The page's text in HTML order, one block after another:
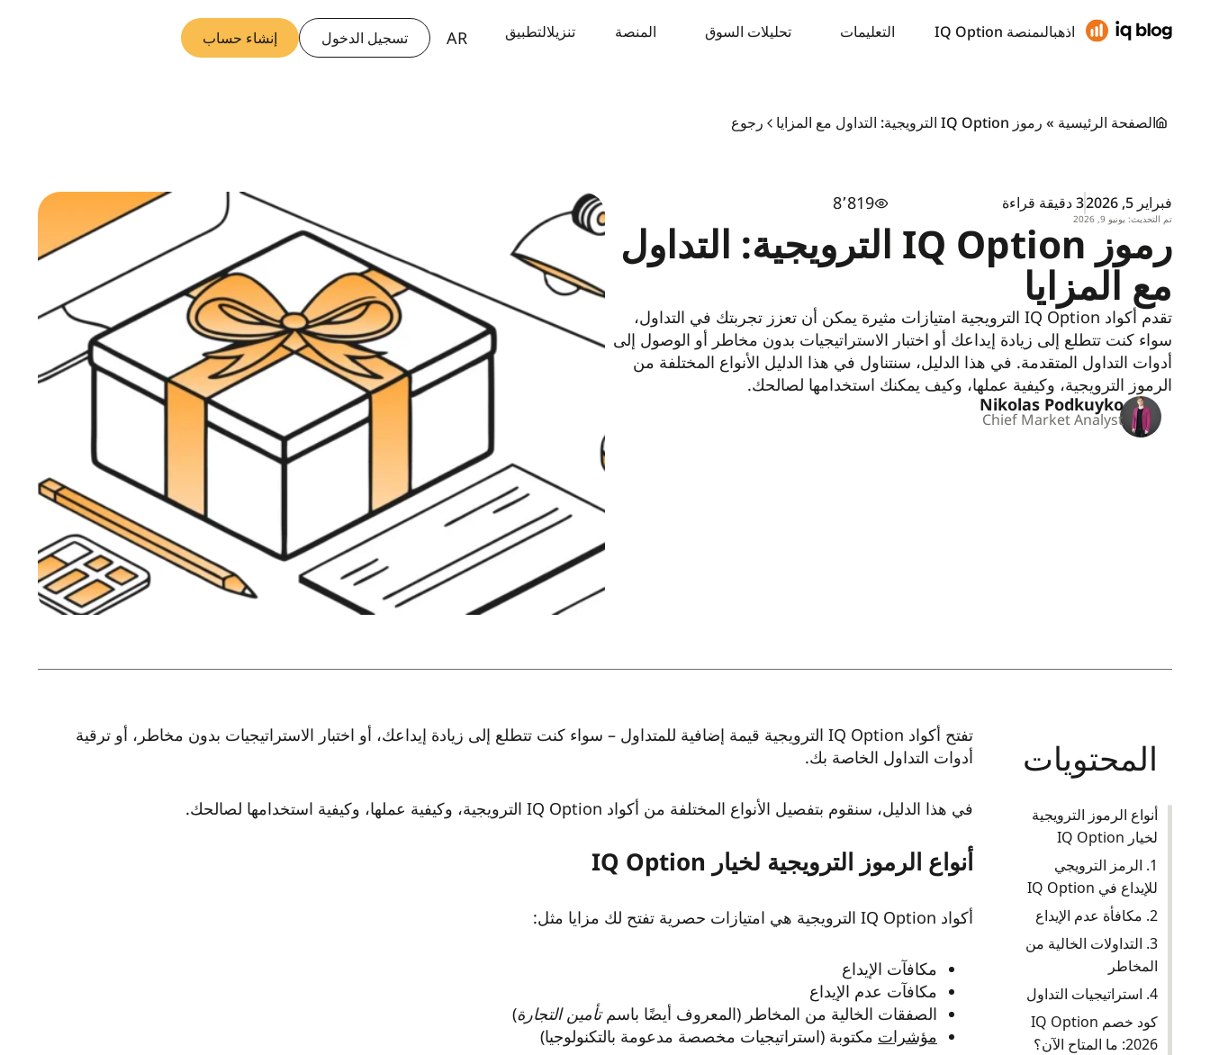
اذهبالىمنصة IQ Option التعليمات تحليلات السوق المنصة تنزيلالتطبيق AR
TH
تسجيل الدخول إنشاء حساب
الصفحة الرئيسية » رموز IQ Option الترويجية: التداول مع المزايا رجوع
فبراير 5, 2026 3 دقيقة قراءة
تم التحديث: يونيو 9, 2026
8٬819
رموز IQ Option الترويجية: التداول
مع المزايا
تقدم أكواد IQ Option الترويجية امتيازات مثيرة يمكن أن تعزز تجربتك في التداول،
سواء كنت تتطلع إلى زيادة إيداعك أو اختبار الاستراتيجيات بدون مخاطر أو الوصول إلى
أدوات التداول المتقدمة. في هذا الدليل، سنتناول في هذا الدليل الأنواع المختلفة من
الرموز الترويجية، وكيفية عملها، وكيف يمكنك استخدامها لصالحك.
Nikolas Podkuyko
Chief Market Analyst
المحتويات
أنواع الرموز الترويجية
لخيار IQ Option
1. الرمز الترويجي
للإيداع في IQ Option
2. مكافأة عدم الإيداع
3. التداولات الخالية من
المخاطر
4. استراتيجيات التداول
كود خصم IQ Option
2026: ما المتاح الآن؟
تفتح أكواد IQ Option الترويجية قيمة إضافية للمتداول – سواء كنت تتطلع إلى زيادة إيداعك، أو اختبار الاستراتيجيات بدون مخاطر، أو ترقية
أدوات التداول الخاصة بك.
في هذا الدليل، سنقوم بتفصيل الأنواع المختلفة من أكواد IQ Option الترويجية، وكيفية عملها، وكيفية استخدامها لصالحك.
أنواع الرموز الترويجية لخيار IQ Option
أكواد IQ Option الترويجية هي امتيازات حصرية تفتح لك مزايا مثل:
مكافآت الإيداع
مكافآت عدم الإيداع
الصفقات الخالية من المخاطر (المعروف أيضًا باسمتأمين التجارة)
مؤشرات مكتوبة (استراتيجيات مخصصة مدعومة بالتكنولوجيا)